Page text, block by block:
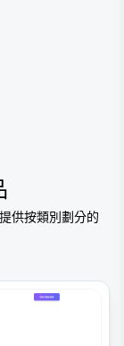
供按類別劃分的